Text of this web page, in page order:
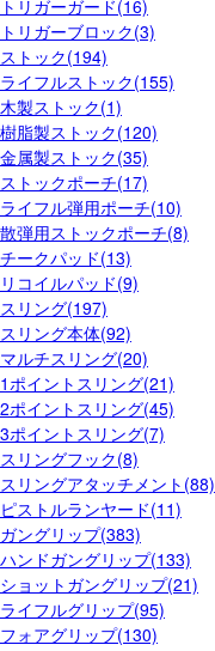
トリガーガード(16)
トリガーブロック(3)
ストック(194)
ライフルストック(155)
木製ストック(1)
樹脂製ストック(120)
金属製ストック(35)
ストックポーチ(17)
ライフル弾用ポーチ(10)
散弾用ストックポーチ(8)
チークパッド(13)
リコイルパッド(9)
スリング(197)
スリング本体(92)
マルチスリング(20)
1ポイントスリング(21)
2ポイントスリング(45)
3ポイントスリング(7)
スリングフック(8)
スリングアタッチメント(88)
ピストルランヤード(11)
ガングリップ(383)
ハンドガングリップ(133)
ショットガングリップ(21)
ライフルグリップ(95)
フォアグリップ(130)